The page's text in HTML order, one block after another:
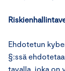
Ehdotetun
§:ssä
tavalla, joka on